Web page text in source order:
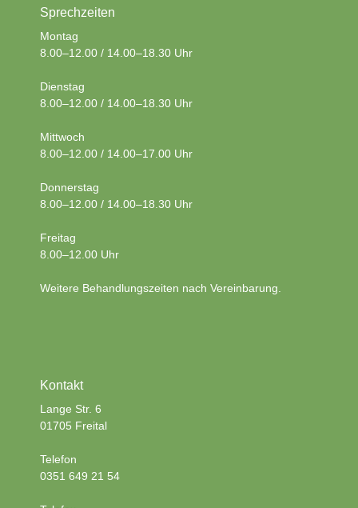
Sprechzeiten
Montag
8.00–12.00 / 14.00–18.30 Uhr
Dienstag
8.00–12.00 / 14.00–18.30 Uhr
Mittwoch
8.00–12.00 / 14.00–17.00 Uhr
Donnerstag
8.00–12.00 / 14.00–18.30 Uhr
Freitag
8.00–12.00 Uhr
Weitere Behandlungszeiten nach Vereinbarung.
Kontakt
Lange Str. 6
01705 Freital
Telefon
0351 649 21 54